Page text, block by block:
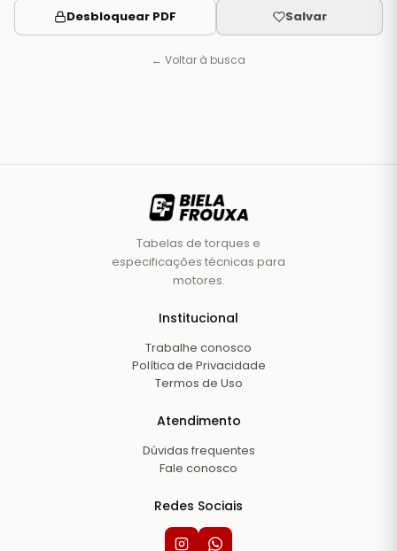
Desbloquear PDF Salvar
← Voltar à busca
Tabelas de torques e
especificações técnicas para
motores.
Institucional
Trabalhe conosco
Política de Privacidade
Termos de Uso
Atendimento
Dúvidas frequentes
Fale conosco
Redes Sociais